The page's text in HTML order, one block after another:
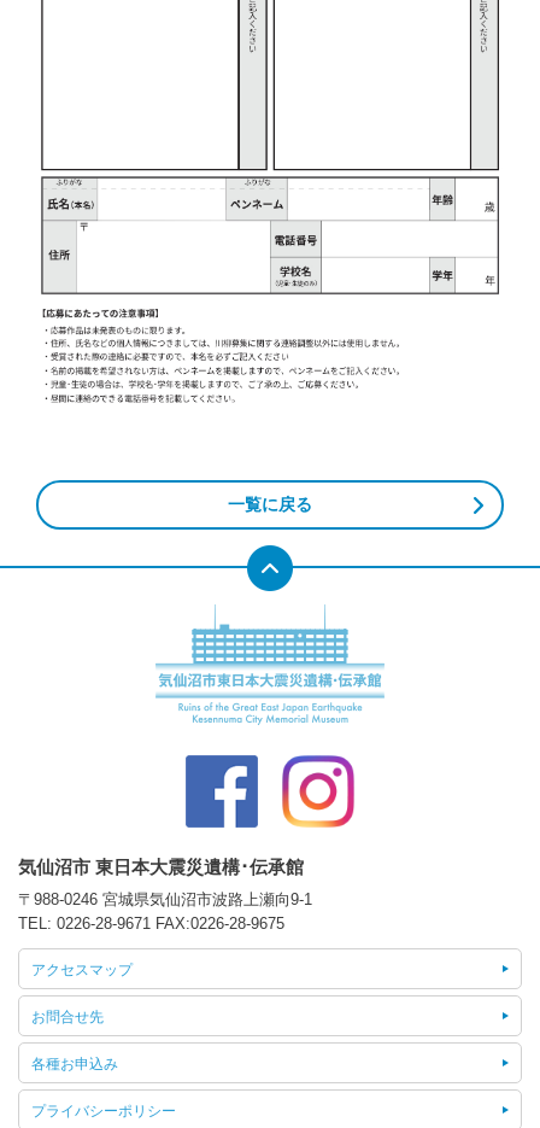
一覧に戻る
気仙沼市 東日本大震災遺構･伝承館
〒988-0246 宮城県気仙沼市波路上瀬向9-1
TEL: 0226-28-9671 FAX:0226-28-9675
アクセスマップ
お問合せ先
各種お申込み
プライバシーポリシー